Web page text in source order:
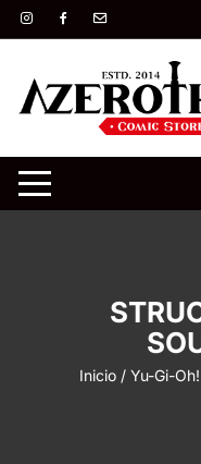
Saltar
al
Inicio/ Yu-Gi-Oh!